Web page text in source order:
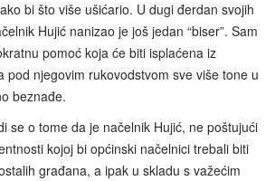
bi što više ušićario. U dugi đerdan svojih
Hujić nanizao je još jedan “biser”. Sam
pomoć koja će biti isplaćena iz
pod njegovim rukovodstvom sve više tone u
beznađe.
se o tome da je načelnik Hujić, ne poštujući
kojoj bi općinski načelnici trebali biti
građana, a ipak u skladu s važećim